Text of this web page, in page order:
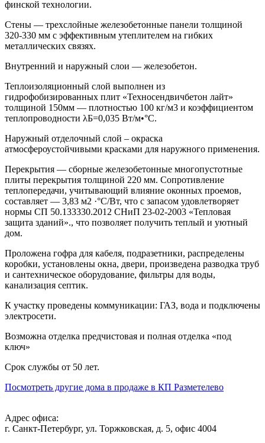
финской технологии.
Стены — трехслойные железобетонные панели толщиной
320-330 мм с эффективным утеплителем на гибких
металлических связях.
Внутренний и наружный слои — железобетон.
Теплоизоляционный слой выполнен из
гидрофобизированных плит «Техносендвичбетон лайт»
толщиной 150мм — плотностью 100 кг/м3 и коэффициентом
теплопроводности λБ=0,035 Вт/м•°С.
Наружный отделочный слой – окраска
атмосфероустойчивыми красками для наружного применения.
Перекрытия — сборные железобетонные многопустотные
плиты перекрытия толщиной 220 мм. Сопротивление
теплопередачи, учитывающий влияние оконных проемов,
составляет — 3,83 м2 ·°С/Вт, что с запасом удовлетворяет
нормы СП 50.133330.2012 СНиП 23-02-2003 «Тепловая
защита зданий»., что позволяет получить теплый и уютный
дом.
Проложена гофра для кабеля, подразетники, распределены
коробки, установлены окна, двери, произведена разводка труб
и сантехническое оборудование, фильтры для воды,
канализация септик.
К участку проведены коммуникации: ГАЗ, вода и подключены
электросети.
Возможна отделка предчистовая и полная отделка «под
ключ»
Срок службы от 50 лет.
Посмотреть другие дома в продаже в КП Разметелево
Адрес офиса:
г. Санкт-Петербург, ул. Торжковская, д. 5, офис 4004